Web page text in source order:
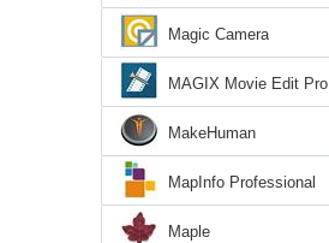
Magic Camera
MAGIX Movie Edit Pro
MakeHuman
MapInfo Professional
Maple